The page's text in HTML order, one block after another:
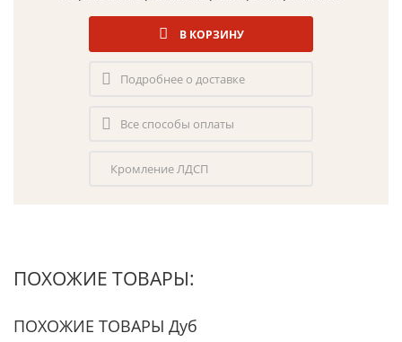
В КОРЗИНУ
Подробнее о доставке
Все способы оплаты
Кромление ЛДСП
ПОХОЖИЕ ТОВАРЫ:
ПОХОЖИЕ ТОВАРЫ Дуб